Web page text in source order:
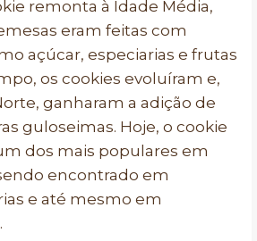
remonta à Idade Média,
eram feitas com
açúcar, especiarias e frutas
os cookies evoluíram e,
ganharam a adição de
guloseimas. Hoje, o cookie
dos mais populares em
encontrado em
e até mesmo em